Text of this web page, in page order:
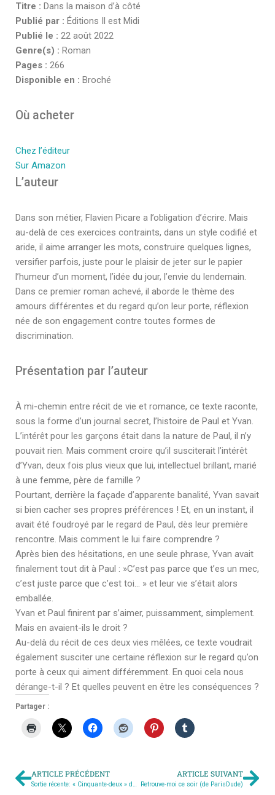
Titre : Dans la maison d’à côté
Publié par : Éditions Il est Midi
Publié le : 22 août 2022
Genre(s) : Roman
Pages : 266
Disponible en : Broché
Où acheter
Chez l’éditeur
Sur Amazon
L’auteur
Dans son métier, Flavien Picare a l’obligation d’écrire. Mais
au-delà de ces exercices contraints, dans un style codifié et
aride, il aime arranger les mots, construire quelques lignes,
versifier parfois, juste pour le plaisir de jeter sur le papier
l’humeur d’un moment, l’idée du jour, l’envie du lendemain.
Dans ce premier roman achevé, il aborde le thème des
amours différentes et du regard qu’on leur porte, réflexion
née de son engagement contre toutes formes de
discrimination.
Présentation par l’auteur
À mi-chemin entre récit de vie et romance, ce texte raconte,
sous la forme d’un journal secret, l’histoire de Paul et Yvan.
L’intérêt pour les garçons était dans la nature de Paul, il n’y
pouvait rien. Mais comment croire qu’il susciterait l’intérêt
d’Yvan, deux fois plus vieux que lui, intellectuel brillant, marié
à une femme, père de famille ?
Pourtant, derrière la façade d’apparente banalité, Yvan savait
si bien cacher ses propres préférences ! Et, en un instant, il
avait été foudroyé par le regard de Paul, dès leur première
rencontre. Mais comment le lui faire comprendre ?
Après bien des hésitations, en une seule phrase, Yvan avait
finalement tout dit à Paul : »C’est pas parce que t’es un mec,
c’est juste parce que c’est toi… » et leur vie s’était alors
emballée.
Yvan et Paul finirent par s’aimer, puissamment, simplement.
Mais en avaient-ils le droit ?
Au-delà du récit de ces deux vies mêlées, ce texte voudrait
également susciter une certaine réflexion sur le regard qu’on
porte à ceux qui aiment différemment. En quoi cela nous
dérange-t-il ? Et quelles peuvent en être les conséquences ?
Partager :
ARTICLE PRÉCÉDENT
Sortie récente: « Cinquante-deux » de S Shade
ARTICLE SUIVANT
Retrouve-moi ce soir (de ParisDude)